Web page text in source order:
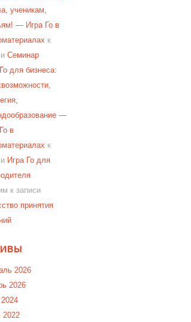
ученикам,
— Игра Го в
к
Семинар
для бизнеса:
—
в
к
Игра Го для
к записи
принятия
2026
2026
2022